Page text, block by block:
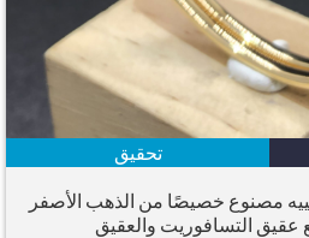
تحقيق
مصنوع خصيصًا من الذهب الأصفر